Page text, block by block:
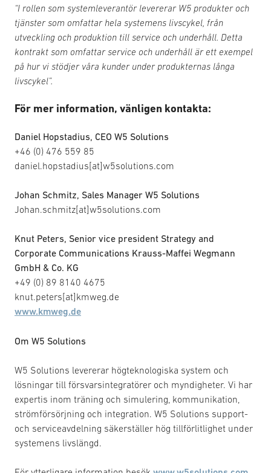
“I rollen som systemleverantör levererar W5 produkter och
tjänster som omfattar hela systemens livscykel, från
utveckling och produktion till service och underhåll. Detta
kontrakt som omfattar service och underhåll är ett exempel
på hur vi stödjer våra kunder under produkternas långa
livscykel”.
För mer information, vänligen kontakta:
Daniel Hopstadius, CEO W5 Solutions
+46 (0) 476 559 85
daniel.hopstadius[at]w5solutions.com
Johan Schmitz, Sales Manager W5 Solutions
Johan.schmitz[at]w5solutions.com
Knut Peters, Senior vice president Strategy and
Corporate Communications Krauss-Maffei Wegmann
GmbH & Co. KG
+49 (0) 89 8140 4675
knut.peters[at]kmweg.de
www.kmweg.de
Om W5 Solutions
W5 Solutions levererar högteknologiska system och
lösningar till försvarsintegratörer och myndigheter. Vi har
expertis inom träning och simulering, kommunikation,
strömförsörjning och integration. W5 Solutions support-
och serviceavdelning säkerställer hög tillförlitlighet under
systemens livslängd.